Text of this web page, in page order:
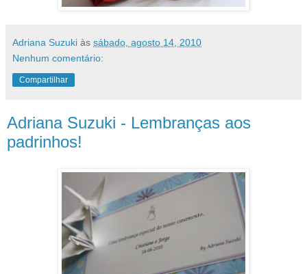
Adriana Suzuki às sábado, agosto 14, 2010
Nenhum comentário:
Compartilhar
Adriana Suzuki - Lembranças aos
padrinhos!